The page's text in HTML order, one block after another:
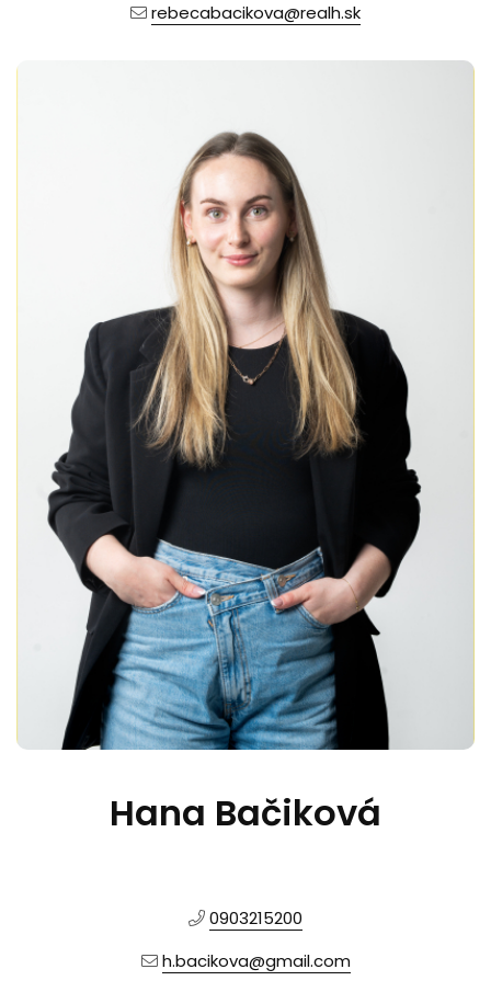
rebecabacikova@realh.sk
Hana Bačiková
0903215200
h.bacikova@gmail.com